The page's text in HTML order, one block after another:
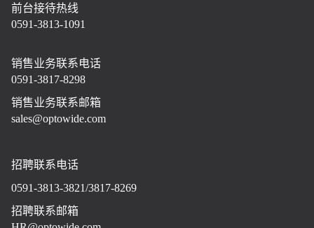
前台接待热线
0591-3813-1091
销售业务联系电话
0591-3817-8298
销售业务联系邮箱
sales@optowide.com
招聘联系电话
0591-3813-3821/3817-8269
招聘联系邮箱